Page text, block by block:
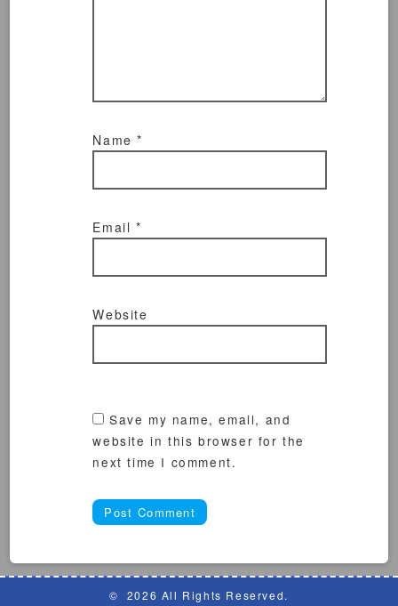
Name*
Email*
Website
Save my name, email, and
website in this browser for the
next time I comment.
© 2026 All Rights Reserved.